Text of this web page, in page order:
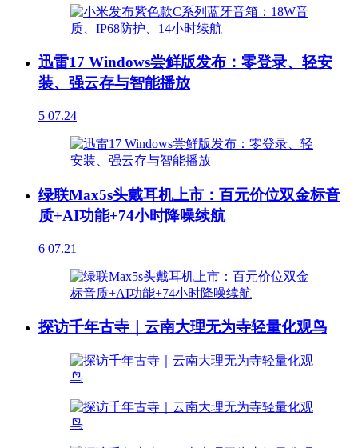
迅雷17 Windows尝鲜版发布：零登录、轻安
装、强云存与智能播放
5 07.24
绿联Max5s头戴耳机上市：百元价位双金标音
质+AI功能+74小时降噪续航
6 07.21
探访千年古寺｜云南大理无为寺轻量化观鸟